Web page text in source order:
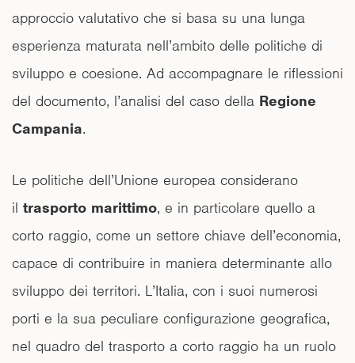
approccio valutativo che si basa su una lunga
esperienza maturata nell’ambito delle politiche di
sviluppo e coesione. Ad accompagnare le riflessioni
del documento, l’analisi del caso della Regione
Campania.
Le politiche dell’Unione europea considerano
il trasporto marittimo, e in particolare quello a
corto raggio, come un settore chiave dell’economia,
capace di contribuire in maniera determinante allo
sviluppo dei territori. L’Italia, con i suoi numerosi
porti e la sua peculiare configurazione geografica,
nel quadro del trasporto a corto raggio ha un ruolo